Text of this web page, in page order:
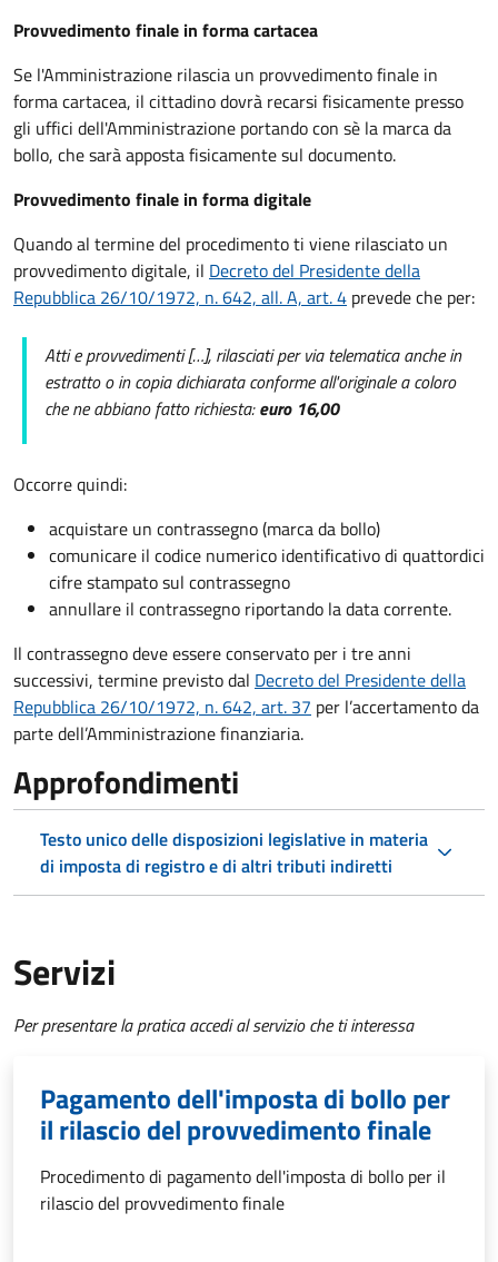
Provvedimento finale in forma cartacea
Se l'Amministrazione rilascia un provvedimento finale in
forma cartacea, il cittadino dovrà recarsi fisicamente presso
gli uffici dell'Amministrazione portando con sè la marca da
bollo, che sarà apposta fisicamente sul documento.
Provvedimento finale in forma digitale
Quando al termine del procedimento ti viene rilasciato un
provvedimento digitale, il Decreto del Presidente della
Repubblica 26/10/1972, n. 642, all. A, art. 4 prevede che per:
Atti e provvedimenti […], rilasciati per via telematica anche in
estratto o in copia dichiarata conforme all'originale a coloro
che ne abbiano fatto richiesta:euro 16,00
Occorre quindi:
acquistare un contrassegno (marca da bollo)
comunicare il codice numerico identificativo di quattordici
cifre stampato sul contrassegno
annullare il contrassegno riportando la data corrente.
Il contrassegno deve essere conservato per i tre anni
successivi, termine previsto dal Decreto del Presidente della
Repubblica 26/10/1972, n. 642, art. 37 per l’accertamento da
parte dell’Amministrazione finanziaria.
Approfondimenti
Testo unico delle disposizioni legislative in materia
di imposta di registro e di altri tributi indiretti
Servizi
Per presentare la pratica accedi al servizio che ti interessa
Pagamento dell'imposta di bollo per
il rilascio del provvedimento finale
Procedimento di pagamento dell'imposta di bollo per il
rilascio del provvedimento finale